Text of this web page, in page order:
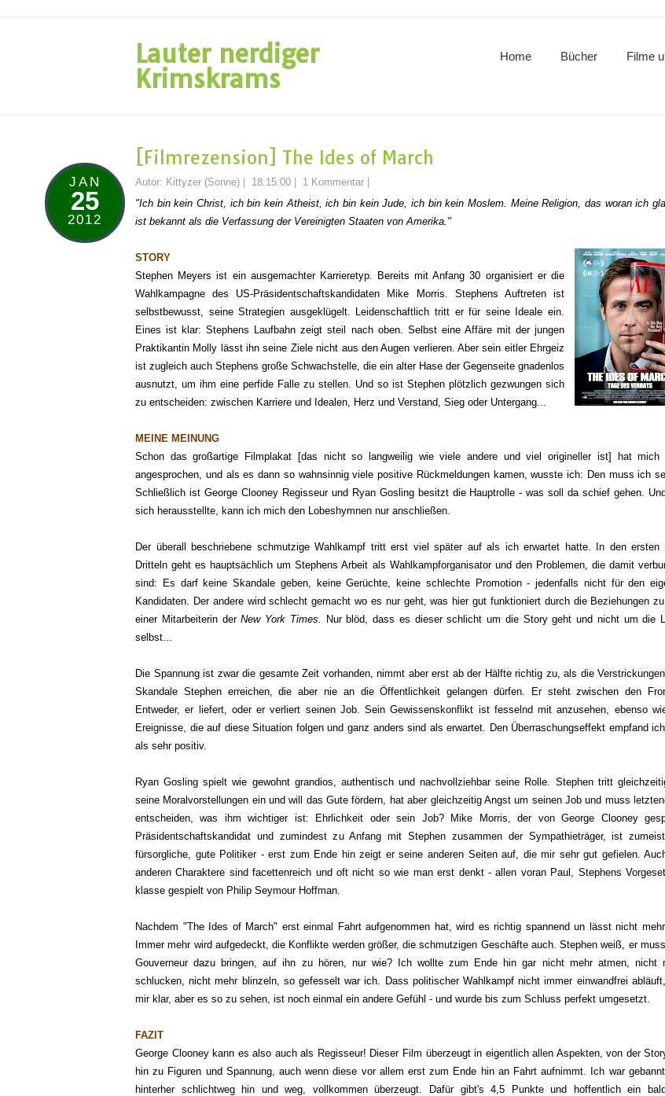
Lauter nerdiger
Krimskrams
Home Bücher Filme
JAN
25
2012
[Filmrezension] The Ides of March
Autor: Kittyzer (Sonne) 18:15:00 1 Kommentar
"Ich bin kein Christ, ich bin kein Atheist, ich bin kein Jude, ich bin kein Moslem. Meine Religion, das woran ich
ist bekannt als die Verfassung der Vereinigten Staaten von Amerika."
STORY
Stephen Meyers ist ein ausgemachter Karrieretyp. Bereits mit Anfang 30 organisiert er die
Wahlkampagne des US-Präsidentschaftskandidaten Mike Morris. Stephens Auftreten ist
selbstbewusst, seine Strategien ausgeklügelt. Leidenschaftlich tritt er für seine Ideale ein.
Eines ist klar: Stephens Laufbahn zeigt steil nach oben. Selbst eine Affäre mit der jungen
Praktikantin Molly lässt ihn seine Ziele nicht aus den Augen verlieren. Aber sein eitler Ehrgeiz
ist zugleich auch Stephens große Schwachstelle, die ein alter Hase der Gegenseite gnadenlos
ausnutzt, um ihm eine perfide Falle zu stellen. Und so ist Stephen plötzlich gezwungen sich
zu entscheiden: zwischen Karriere und Idealen, Herz und Verstand, Sieg oder Untergang...
MEINE MEINUNG
Schon das großartige Filmplakat [das nicht so langweilig wie viele andere und viel origineller ist] hat mich
angesprochen, und als es dann so wahnsinnig viele positive Rückmeldungen kamen, wusste ich: Den muss ich
Schließlich ist George Clooney Regisseur und Ryan Gosling besitzt die Hauptrolle - was soll da schief gehen.
sich herausstellte, kann ich mich den Lobeshymnen nur anschließen.
Der überall beschriebene schmutzige Wahlkampf tritt erst viel später auf als ich erwartet hatte. In den ersten
Dritteln geht es hauptsächlich um Stephens Arbeit als Wahlkampforganisator und den Problemen, die damit
sind: Es darf keine Skandale geben, keine Gerüchte, keine schlechte Promotion - jedenfalls nicht für den
Kandidaten. Der andere wird schlecht gemacht wo es nur geht, was hier gut funktioniert durch die Beziehungen
einer Mitarbeiterin derNew York Times.
Nur blöd, dass es dieser schlicht um die Story geht und nicht um die
selbst...
Die Spannung ist zwar die gesamte Zeit vorhanden, nimmt aber erst ab der Hälfte richtig zu, als die
Skandale Stephen erreichen, die aber nie an die Öffentlichkeit gelangen dürfen. Er steht zwischen den
Entweder, er liefert, oder er verliert seinen Job. Sein Gewissenskonflikt ist fesselnd mit anzusehen, ebenso
Ereignisse, die auf diese Situation folgen und ganz anders sind als erwartet. Den Überraschungseffekt empfand
als sehr positiv.
Ryan Gosling spielt wie gewohnt grandios, authentisch und nachvollziehbar seine Rolle. Stephen tritt
seine Moralvorstellungen ein und will das Gute fördern, hat aber gleichzeitig Angst um seinen Job und muss
entscheiden, was ihm wichtiger ist: Ehrlichkeit oder sein Job? Mike Morris, der von George Clooney
Präsidentschaftskandidat und zumindest zu Anfang mit Stephen zusammen der Sympathieträger, ist
fürsorgliche, gute Politiker - erst zum Ende hin zeigt er seine anderen Seiten auf, die mir sehr gut gefielen.
anderen Charaktere sind facettenreich und oft nicht so wie man erst denkt - allen voran Paul, Stephens
klasse gespielt von Philip Seymour Hoffman.
Nachdem "The Ides of March" erst einmal Fahrt aufgenommen hat, wird es richtig spannend un lässt nicht
Immer mehr wird aufgedeckt, die Konflikte werden größer, die schmutzigen Geschäfte auch. Stephen weiß, er
Gouverneur dazu bringen, auf ihn zu hören, nur wie? Ich wollte zum Ende hin gar nicht mehr atmen, nicht
schlucken, nicht mehr blinzeln, so gefesselt war ich. Dass politischer Wahlkampf nicht immer einwandfrei
mir klar, aber es so zu sehen, ist noch einmal ein andere Gefühl - und wurde bis zum Schluss perfekt umgesetzt.
FAZIT
George Clooney kann es also auch als Regisseur! Dieser Film überzeugt in eigentlich allen Aspekten, von der
hin zu Figuren und Spannung, auch wenn diese vor allem erst zum Ende hin an Fahrt aufnimmt. Ich war
hinterher schlichtweg hin und weg, vollkommen überzeugt. Dafür gibt's 4,5 Punkte und hoffentlich ein